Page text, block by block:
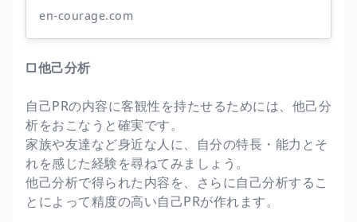
en-courage.com
□他己分析
自己PRの内容に客観性を持たせるためには、他己分
析をおこなうと確実です。
家族や友達など身近な人に、自分の特長・能力とそ
れを感じた経験を尋ねてみましょう。
他己分析で得られた内容を、さらに自己分析するこ
とによって精度の高い自己PRが作れます。